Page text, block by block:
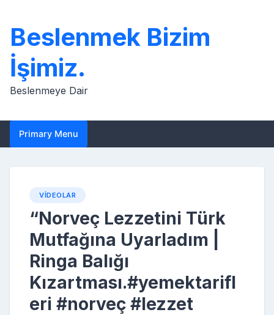
content
Beslenmek Bizim
İşimiz.
Beslenmeye Dair
Primary Menu
VIDEOLAR
“Norveç Lezzetini Türk
Mutfağına Uyarladım |
Ringa Balığı
Kızartması.#yemektarifl
eri #norveç #lezzet